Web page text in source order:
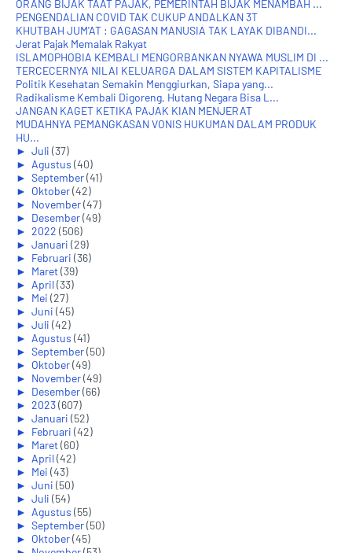
ORANG BIJAK TAAT PAJAK, PEMERINTAH BIJAK MENAMBAH ...
PENGENDALIAN COVID TAK CUKUP ANDALKAN 3T
KHUTBAH JUM'AT : GAGASAN MANUSIA TAK LAYAK DIBANDI...
Jerat Pajak Memalak Rakyat
ISLAMOPHOBIA KEMBALI MENGORBANKAN NYAWA MUSLIM DI ...
TERCECERNYA NILAI KELUARGA DALAM SISTEM KAPITALISME
Politik Kesehatan Semakin Menggiurkan, Siapa yang...
Radikalisme Kembali Digoreng, Hutang Negara Bisa L...
JANGAN KAGET KETIKA PAJAK KIAN MENJERAT
MUDAHNYA PEMANGKASAN VONIS HUKUMAN DALAM PRODUK
HU...
► Juli (37)
► Agustus (40)
► September(41)
► Oktober(42)
► November(47)
► Desember(49)
► 2022 (506)
► Januari (29)
► Februari (36)
► Maret(39)
► April(33)
► Mei (27)
► Juni (45)
► Juli (42)
► Agustus (41)
► September(50)
► Oktober(49)
► November(49)
► Desember(66)
► 2023(607)
► Januari (52)
► Februari (42)
► Maret(60)
► April(42)
► Mei (43)
► Juni (50)
► Juli (54)
► Agustus (55)
► September(50)
► Oktober(45)